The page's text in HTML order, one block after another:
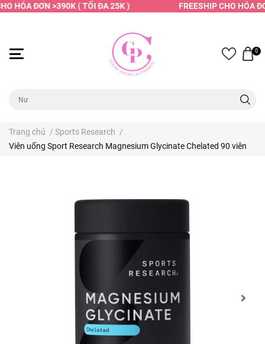
HÓA ĐƠN >390K ( TỐI ĐA 25K ) FREESHIP CHO HÓA
0
Trang chủ / Sports Research /
Viên uống Sport Research Magnesium Glycinate Chelated 90 viên